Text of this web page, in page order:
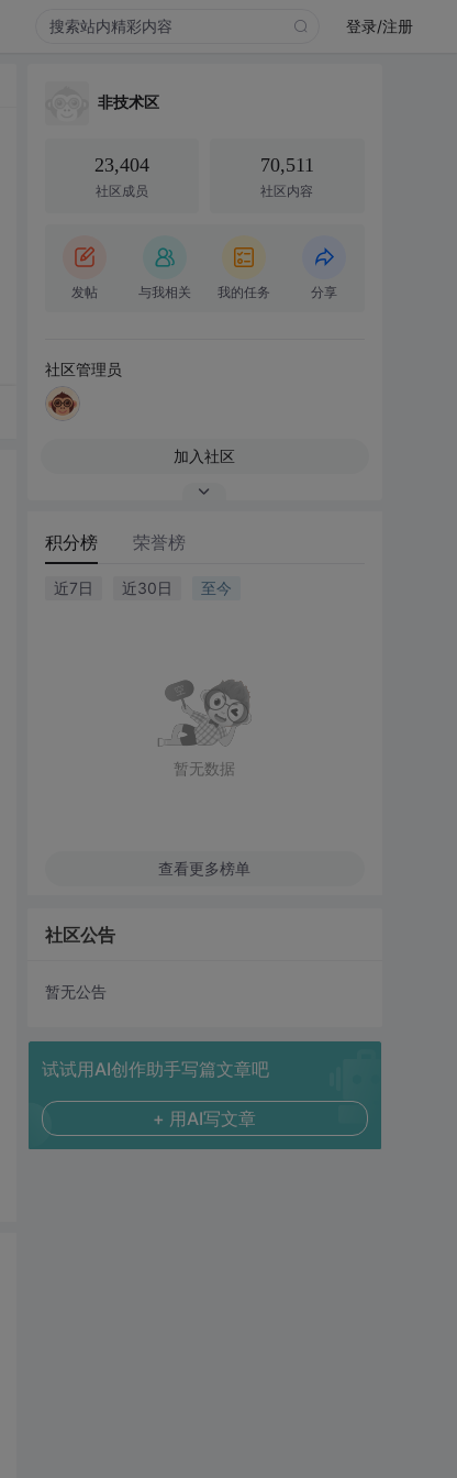
登录/注册
非技术区
23,404
社区成员
70,511
社区内容
发帖 与我相关 我的任务 分享
社区管理员
加入社区
积分榜 荣誉榜
近7日 近30日 至今
暂无数据
查看更多榜单
社区公告
暂无公告
试试用AI创作助手写篇文章吧
+ 用AI写文章